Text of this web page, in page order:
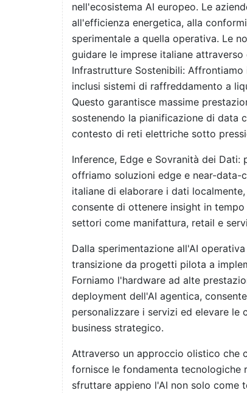
nell'ecosistema AI europeo. Le
all'efficienza energetica, alla
sperimentale a quella operativa. Le
guidare le imprese italiane
Infrastrutture Sostenibili:
inclusi sistemi di raffreddamento a
Questo garantisce massime
sostenendo la pianificazione di data
contesto di reti elettriche sotto
Inference, Edge e Sovranità dei
offriamo soluzioni edge e near-data-
italiane di elaborare i dati
consente di ottenere insight in
settori come manifattura, retail e
Dalla sperimentazione all'AI
transizione da progetti pilota a
Forniamo l'hardware ad alte
deployment dell'AI agentica,
personalizzare i servizi ed elevare le
business strategico.
Attraverso un approccio olistico che
fornisce le fondamenta tecnologiche
sfruttare appieno l'AI non solo come